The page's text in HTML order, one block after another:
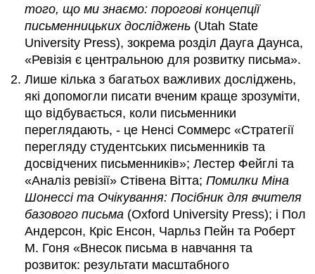
того, що ми знаємо: порогові концепції
письменницьких досліджень (Utah State
University Press), зокрема розділ Дауга Даунса,
«Ревізія є центральною для розвитку письма».
Лише кілька з багатьох важливих досліджень,
які допомогли писати вченим краще зрозуміти,
що відбувається, коли письменники
переглядають, - це Ненсі Соммерс «Стратегії
перегляду студентських письменників та
досвідчених письменників»; Лестер Фейглі та
«Аналіз ревізії» Стівена Вітта;Помилки Міна
Шонессі та Очікування: Посібник для вчителя
базового письма (Oxford University Press); і Пол
Андерсон, Кріс Енсон, Чарльз Пейн та Роберт
М. Гоня «Внесок письма в навчання та
розвиток: результати масштабного